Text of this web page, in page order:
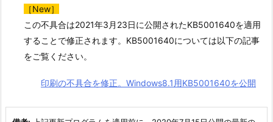
［New］
この不具合は2021年3月23日に公開されたKB5001640を適用
することで修正されます。KB5001640については以下の記事
をご覧ください。
印刷の不具合を修正。Windows8.1用KB5001640を公開